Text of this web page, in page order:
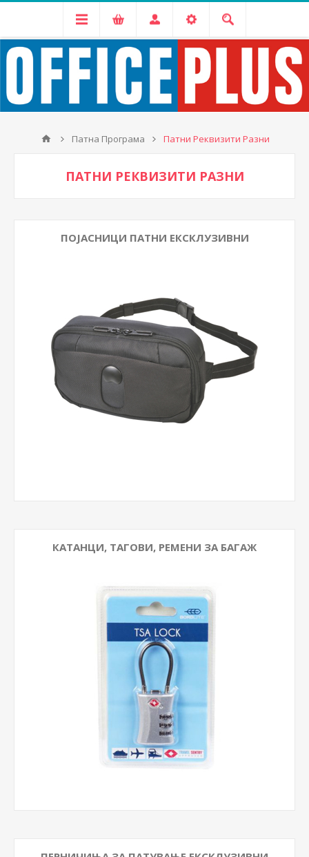
Патна Програма Патни Реквизити Разни
ПАТНИ РЕКВИЗИТИ РАЗНИ
ПОЈАСНИЦИ ПАТНИ ЕКСКЛУЗИВНИ
КАТАНЦИ, ТАГОВИ, РЕМЕНИ ЗА БАГАЖ